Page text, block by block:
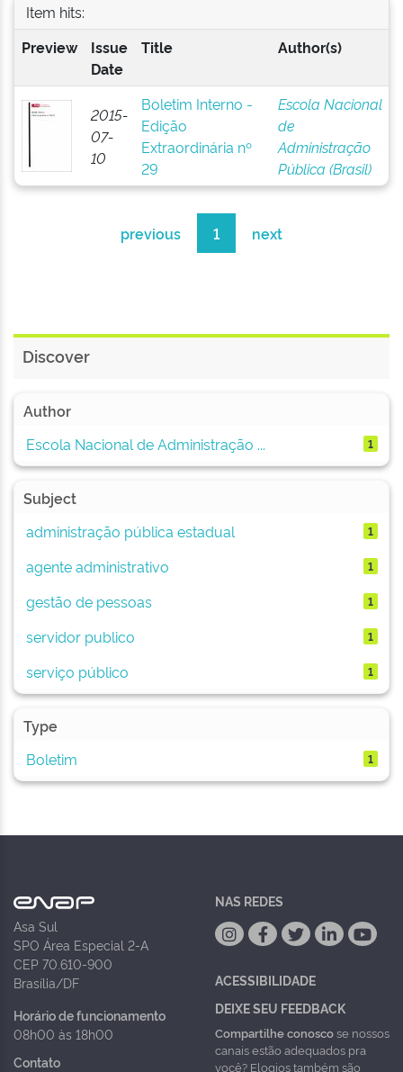
Item hits:
Preview
Issue
Date
Title Author(s)
2015-
07-
10
Boletim Interno -
Edição
Extraordinária nº
29
Escola Nacional
de
Administração
Pública (Brasil)
previous 1 next
Discover
Author
Escola Nacional de Administração ...
1
Subject
administração pública estadual
1
agente administrativo 1
gestão de pessoas 1
servidor publico 1
serviço público 1
Type
Boletim
1
Asa Sul
SPO Área Especial 2-A
CEP 70.610-900
Brasília/DF
Horário de funcionamento
08h00 às 18h00
Contato
NAS REDES
ACESSIBILIDADE
DEIXE SEU FEEDBACK
Compartilhe conoscose nossos
canais estão adequados pra
você? Elogios também são